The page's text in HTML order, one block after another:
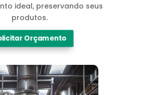
ideal, preservando seus
produtos.
Orçamento